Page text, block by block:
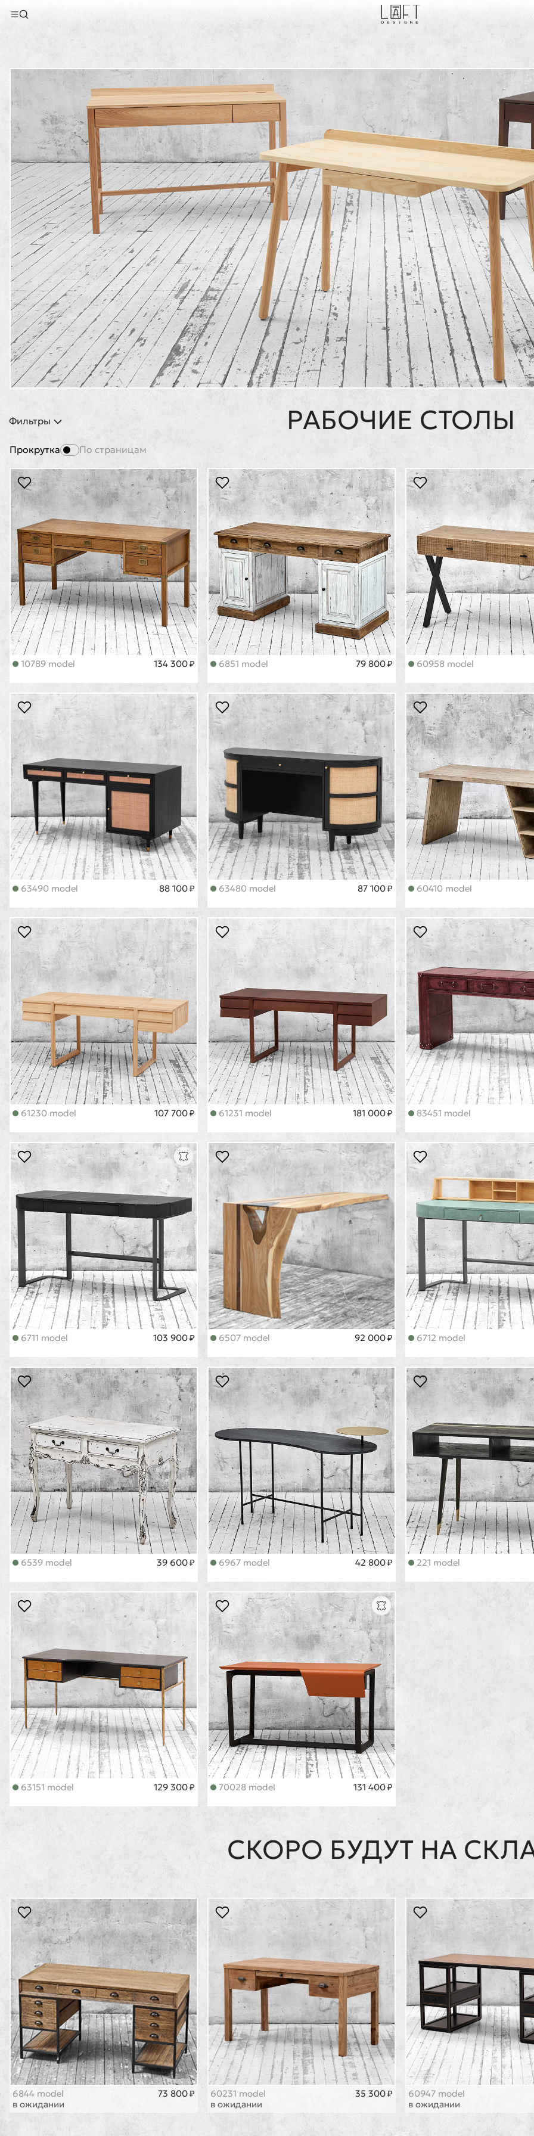
РАБОЧИЕ СТОЛЫ
Фильтры
Прокрутка По страницам
10789 model 134 300 ₽ 6851 model 79 800 ₽ 60958 model
63490 model 88 100 ₽ 63480 model 87 100 ₽ 60410 model
61230 model 107 700 ₽ 61231 model 181 000 ₽ 83451 model
6711 model 103 900 ₽ 6507 model 92 000 ₽ 6712 model
6539 model 39 600 ₽ 6967 model 42 800 ₽ 221 model
63151 model 129 300 ₽ 70028 model 131 400 ₽
СКОРО БУДУТ НА
6844 model
в ожидании
73 800 ₽
60231 model
в ожидании
35 300 ₽
60947 model
в ожидании